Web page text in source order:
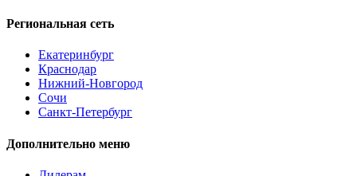
Региональная сеть
Екатеринбург
Краснодар
Нижний-Новгород
Сочи
Санкт-Петербург
Дополнительно меню